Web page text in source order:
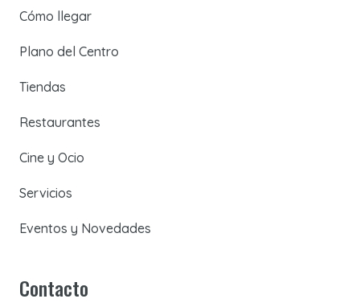
Cómo llegar
Plano del Centro
Tiendas
Restaurantes
Cine y Ocio
Servicios
Eventos y Novedades
Contacto